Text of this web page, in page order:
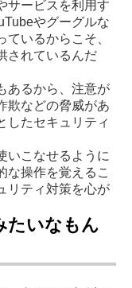
サービスを利用す
やグーグルな
いるからこそ、
されているんだ
あるから、注意が
欺などの脅威があ
したセキュリティ
いこなせるように
な操作を覚えるこ
リティ対策を心が
たいなもん